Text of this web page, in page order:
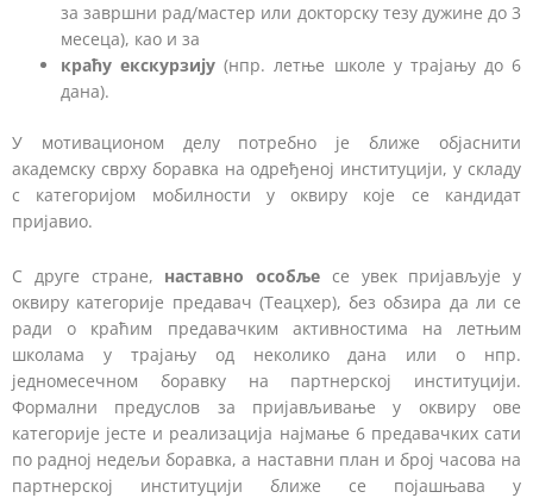
за завршни рад/мастер или докторску тезу дужине до 3
месеца), као и за
краћу екскурзију (нпр. летње школе у трајању до 6
дана).
У мотивационом делу потребно је ближе објаснити
академску сврху боравка на одређеној институцији, у складу
с категоријом мобилности у оквиру које се кандидат
пријавио.
С друге стране, наставно особље се увек пријављује у
оквиру категорије предавач (Теацхер), без обзира да ли се
ради о краћим предавачким активностима на летњим
школама у трајању од неколико дана или о нпр.
једномесечном боравку на партнерској институцији.
Формални предуслов за пријављивање у оквиру ове
категорије јесте и реализација најмање 6 предавачких сати
по радној недељи боравка, а наставни план и број часова на
партнерској институцији ближе се појашњава у